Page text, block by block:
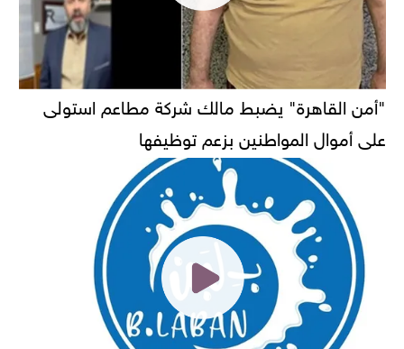
"أمن القاهرة" يضبط مالك شركة مطاعم استولى
على أموال المواطنين بزعم توظيفها